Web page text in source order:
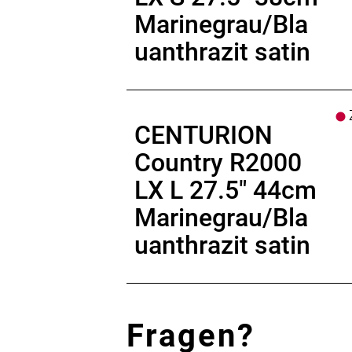
Display: BOSCH Kiox 300, BOSCH
Ladegerät: BOSCH Standard
Empfehlung Mindest Körpergrösse
Empfehlung Maximal Körpergrösse
Zulässiges Gesamtgewicht: 150kg
Marinegrau/Bla
uanthrazit satin
CENTURION
Country R2000
LX L 27.5" 44cm
Marinegrau/Bla
uanthrazit satin
Fragen?